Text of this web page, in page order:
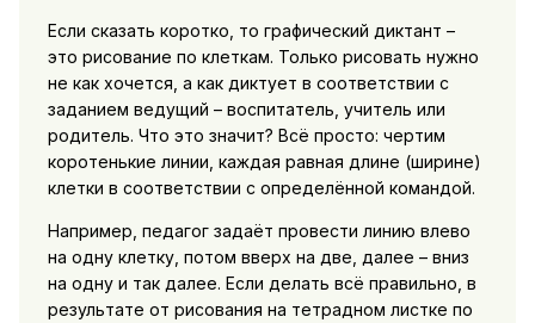
Если сказать коротко, то графический диктант –
это рисование по клеткам. Только рисовать нужно
не как хочется, а как диктует в соответствии с
заданием ведущий – воспитатель, учитель или
родитель. Что это значит? Всё просто: чертим
коротенькие линии, каждая равная длине (ширине)
клетки в соответствии с определённой командой.
Например, педагог задаёт провести линию влево
на одну клетку, потом вверх на две, далее – вниз
на одну и так далее. Если делать всё правильно, в
результате от рисования на тетрадном листке по